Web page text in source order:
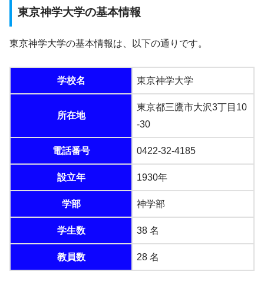
東京神学大学の基本情報
東京神学大学の基本情報は、以下の通りです。
学校名 東京神学大学
所在地
東京都三鷹市大沢3丁目10
-30
電話番号 0422-32-4185
設立年 1930年
学部 神学部
学生数 38 名
教員数 28 名